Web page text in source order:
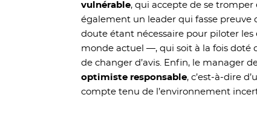
vulnérable, qui accepte de se tromper
également un leader qui fasse preuve
doute étant nécessaire pour piloter
monde actuel —, qui soit à la fois doté
de changer d’avis. Enfin, le manager
optimiste responsable, c’est-à-dire
compte tenu de l’environnement